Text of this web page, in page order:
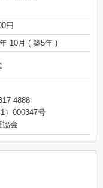
円
10月 ( 築5年 )
4888
）000347号
協会